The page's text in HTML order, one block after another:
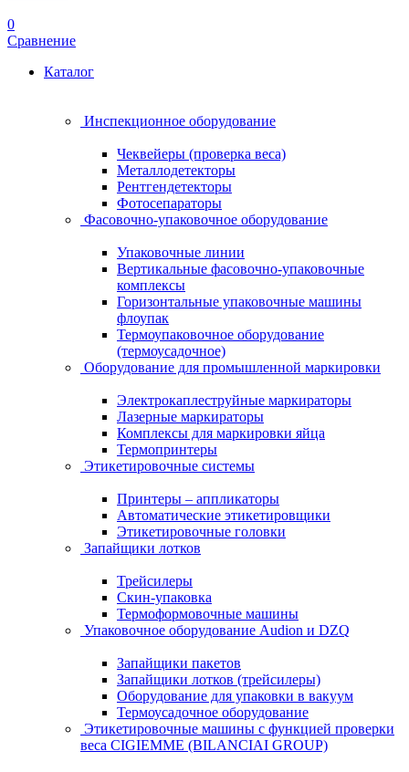
0
Сравнение
Каталог
Инспекционное оборудование
Чеквейеры (проверка веса)
Металлодетекторы
Рентгендетекторы
Фотосепараторы
Фасовочно-упаковочное оборудование
Упаковочные линии
Вертикальные фасовочно-упаковочные
комплексы
Горизонтальные упаковочные машины
флоупак
Термоупаковочное оборудование
(термоусадочное)
Оборудование для промышленной маркировки
Электрокаплеструйные маркираторы
Лазерные маркираторы
Комплексы для маркировки яйца
Термопринтеры
Этикетировочные системы
Принтеры – аппликаторы
Автоматические этикетировщики
Этикетировочные головки
Запайщики лотков
Трейсилеры
Скин-упаковка
Термоформовочные машины
Упаковочное оборудование Audion и DZQ
Запайщики пакетов
Запайщики лотков (трейсилеры)
Оборудование для упаковки в вакуум
Термоусадочное оборудование
Этикетировочные машины с функцией проверки
веса CIGIEMME (BILANCIAI GROUP)